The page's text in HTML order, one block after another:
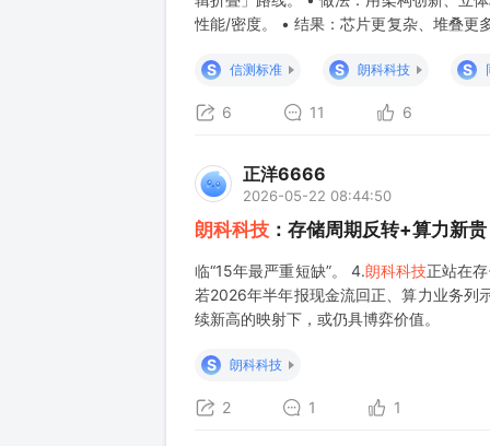
性能/密度。 • 结果：芯片更复杂、堆叠更
检测
S 信测标准 S 朗科科技 S
6 11 6
正洋6666
2026-05-22 08:44:50
朗科科技 ：存储周期反转+算力新
临“15年最严重短缺”。 4.朗科科技正站在
若2026年半年报现金流回正、算力业务列
续新高的映射下，或仍具博弈价值。
S 朗科科技
2 1 1